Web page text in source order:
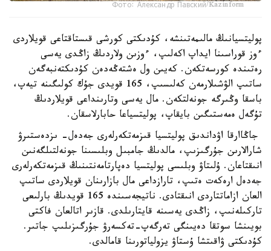
Фото: Александр Павский/Kazinform
پوليتسيانىڭ مالىمەتىنشە، كۇدىكتى كورشى قىستاقتاعى قويلاردى
ءوز قوراسىنا ايداپ اكەلىپ، ءوزىن ولاردىڭ زاڭدى يەسى
رەتىندە كورسەتكەن. كەيىن ول ەشتەڭەدەن كۇدىكتەنبەگەن
ساتىپ الۋشىلارمەن كەلىسىپ، 165 قويدى جۇك كولىگىنە تيەپ،
باسقا وڭىرگە جونەلتكەن. مال يەسى وتارىنداعى قويلاردىڭ
تۇگەل ەمەستىگىن بايقاپ، پوليتسياعا حابارلاسقان.
جاڭاارقا اۋداندىق پوليتسيا قىزمەتكەرلەرى جەدەل- ىزدەستىرۋ
شارالارىن جۇرگىزىپ، مالدىڭ جامبىل وبلىسىنا جونەلتىلگەنىن
انىقتاعان. ۇلىتاۋ وبلىسى پوليتسيا دەپارتامەنتىنىڭ قىزمەتكەرلەرى
جەدەل ارەكەت ەتىپ، تارازداعى مال بازارىنان قويلاردى ساتىپ
العان ازاماتتاردى انىقتادى. ناتيجەسىندە 165 قويدىڭ بارلىعى
تاركىلەنىپ، زاڭدى يەسىنە قايتارىلدى. قازىر اتالعان فاكتى
بويىنشا سوتقا دەيىنگى تەرگەپ-تەكسەرۋ جۇرگىزىلىپ جاتىر.
كۇدىكتى ۋاقىتشا ۇستاۋ يزولياتورىنا قامالدى.